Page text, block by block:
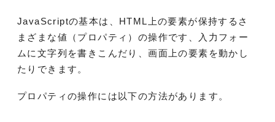
JavaScriptの基本は、HTML上の要素が保持するさ
まざまな値（プロパティ）の操作です、入力フォー
ムに文字列を書きこんだり、画面上の要素を動かし
たりできます。
プロパティの操作には以下の方法があります。